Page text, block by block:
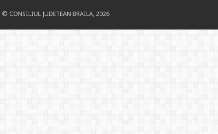
© CONSILIUL JUDETEAN BRAILA, 2026